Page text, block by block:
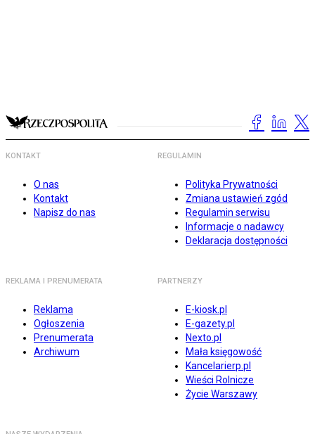
KONTAKT
O nas
Kontakt
Napisz do nas
REGULAMIN
Polityka Prywatności
Zmiana ustawień zgód
Regulamin serwisu
Informacje o nadawcy
Deklaracja dostępności
REKLAMA I PRENUMERATA
Reklama
Ogłoszenia
Prenumerata
Archiwum
PARTNERZY
E-kiosk.pl
E-gazety.pl
Nexto.pl
Mała księgowość
Kancelarierp.pl
Wieści Rolnicze
Życie Warszawy